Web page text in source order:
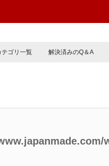
テゴリ一覧 解決済みのQ＆A